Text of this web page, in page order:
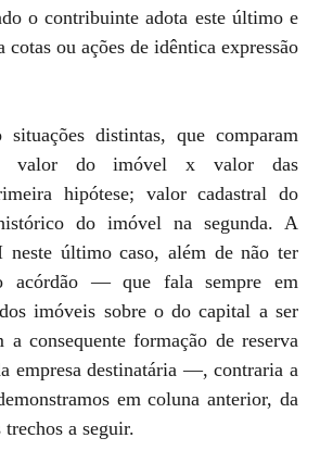
o contribuinte adota este último e
ou ações de idêntica expressão
distintas, que comparam
valor do imóvel x valor das
hipótese; valor cadastral do
do imóvel na segunda. A
neste último caso, além de não ter
acórdão — que fala sempre em
imóveis sobre o do capital a ser
a consequente formação de reserva
empresa destinatária —, contraria a
em coluna anterior, da
a seguir.